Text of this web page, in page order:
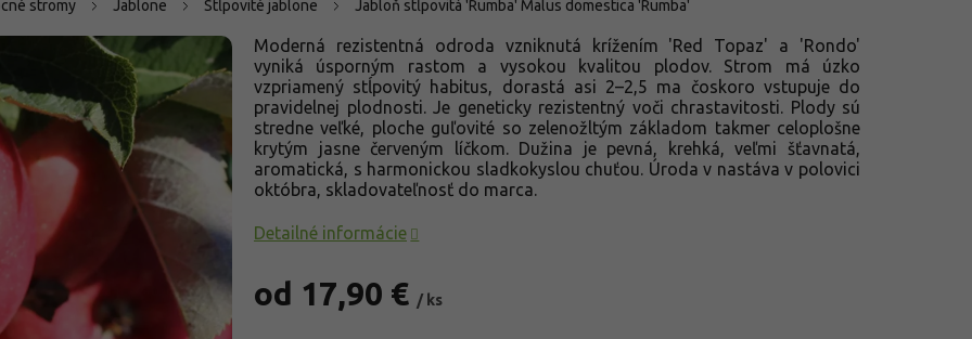
stromy Jablone Stĺpovité jablone Jabloň stĺpovitá 'Rumba' Malus domestica 'Rumba'
od 17,90 € / ks
Moderná rezistentná odroda vzniknutá krížením 'Red Topaz' a 'Rondo'
vyniká úsporným rastom a vysokou kvalitou plodov. Strom má úzko
vzpriamený stĺpovitý habitus, dorastá asi 2–2,5 ma čoskoro vstupuje do
pravidelnej plodnosti. Je geneticky rezistentný voči chrastavitosti. Plody sú
stredne veľké, ploche guľovité so zelenožltým základom takmer celoplošne
krytým jasne červeným líčkom. Dužina je pevná, krehká, veľmi šťavnatá,
aromatická, s harmonickou sladkokyslou chuťou. Úroda v nastáva v polovici
októbra, skladovateľnosť do marca.
Detailné informácie